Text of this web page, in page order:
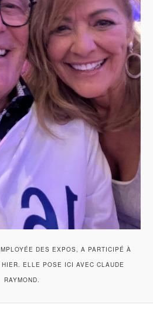
DES EXPOS, A PARTICIPÉ À
ELLE POSE ICI AVEC CLAUDE
RAYMOND.